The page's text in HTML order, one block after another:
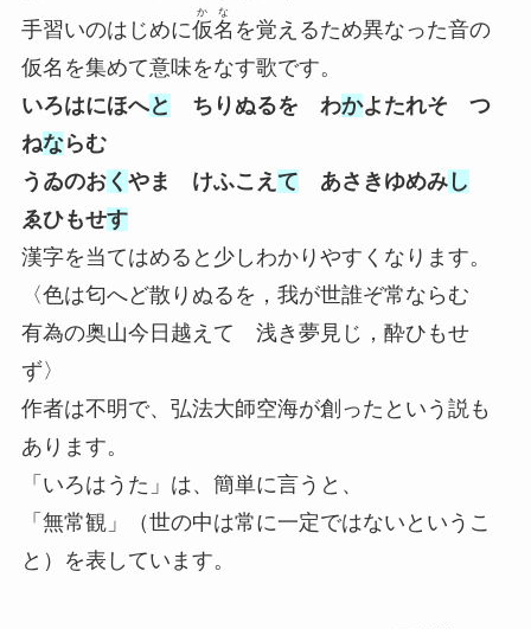
手習いのはじめに仮名
かな
を覚えるため異なった音の
仮名を集めて意味をなす歌です。
いろはにほへと ちりぬるを わかよたれそ つ
ねならむ
うゐのおく やま けふこえ て あさきゆめみし
ゑひもせす
漢字を当てはめると少しわかりやすくなります。
〈色は匂へど散りぬるを，我が世誰ぞ常ならむ
有為の奥山今日越えて 浅き夢見じ，酔ひもせ
ず〉
作者は不明で、弘法大師空海が創ったという説も
あります。
「いろはうた」は、簡単に言うと、
「無常観」（世の中は常に一定ではないというこ
と）を表しています。